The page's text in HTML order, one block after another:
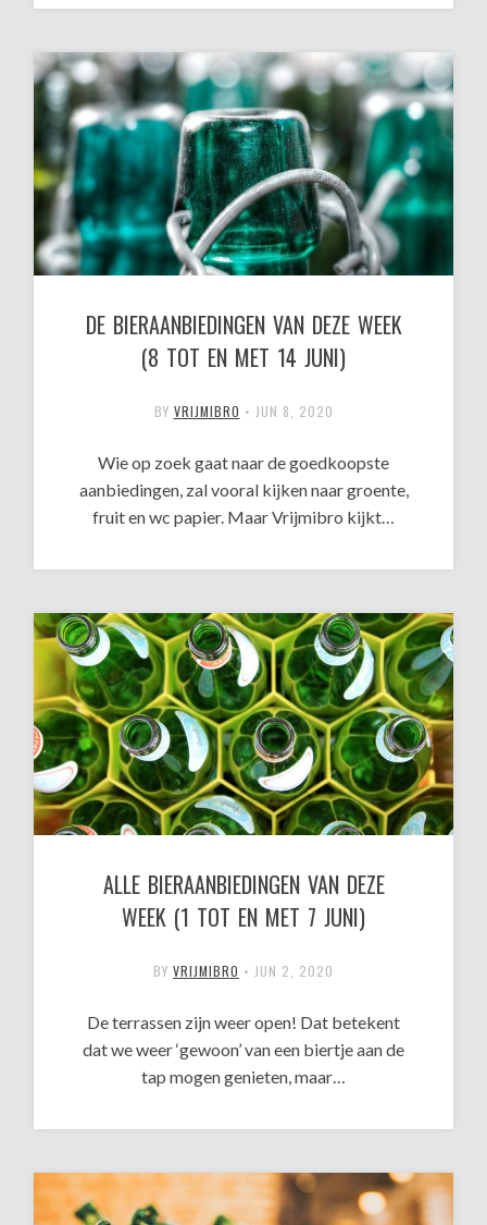
DE BIERAANBIEDINGEN VAN DEZE WEEK
(8 TOT EN MET 14 JUNI)
BY VRIJMIBRO • JUN 8, 2020
Wie op zoek gaat naar de goedkoopste
aanbiedingen, zal vooral kijken naar groente,
fruit en wc papier. Maar Vrijmibro kijkt…
ALLE BIERAANBIEDINGEN VAN DEZE
WEEK (1 TOT EN MET 7 JUNI)
BY VRIJMIBRO • JUN 2, 2020
De terrassen zijn weer open! Dat betekent
dat we weer ‘gewoon’ van een biertje aan de
tap mogen genieten, maar…